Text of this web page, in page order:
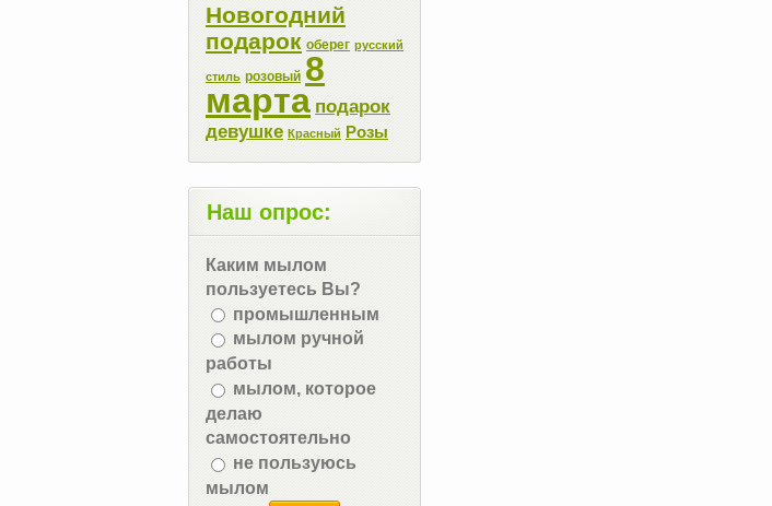
Новогодний
подарок оберег русский
стиль розовый 8
марта подарок
девушке Красный Розы
Наш опрос:
Каким мылом
пользуетесь Вы?
промышленным
мылом ручной
работы
мылом, которое
делаю
самостоятельно
не пользуюсь
мылом